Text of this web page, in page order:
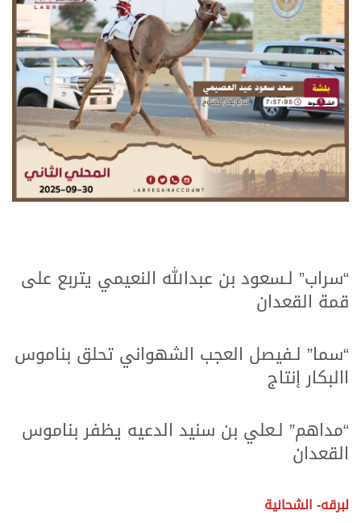
“سراب” لـسعود بن عبدالله النعيمي يتربع على
قمة القعدان
“سما” لـفيصل العجب الشهواني تحلق بناموس
االبكار إنتاج
“مداهم” لـعلي بن سنيد الدعيه يظفر بناموس
القعدان
لبرقه- الشحانية